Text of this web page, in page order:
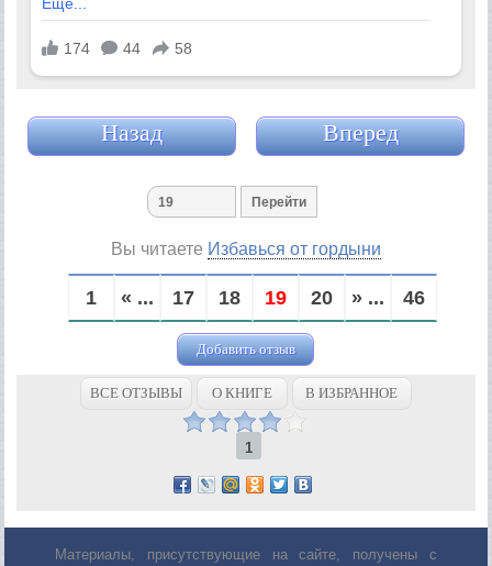
Назад Вперед
Вы читаете Избавься от гордыни
1 « ... 17 18 19 20 » ... 46
Добавить отзыв
ВСЕ ОТЗЫВЫ О КНИГЕ В ИЗБРАННОЕ
1
Материалы, присутствующие на сайте, получены с